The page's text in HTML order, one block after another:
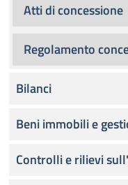
Atti di concessione
Regolamento
Bilanci
Beni immobili e
Controlli e rilievi